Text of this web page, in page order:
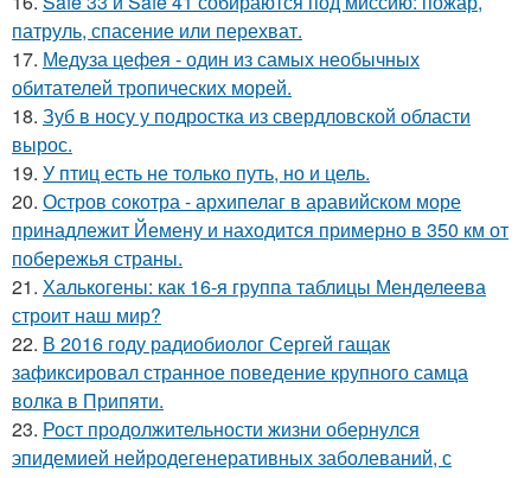
патруль, спасение или перехват.
17. Медуза цефея - один из самых необычных
обитателей тропических морей.
18. Зуб в носу у подростка из свердловской области
вырос.
19. У птиц есть не только путь, но и цель.
20. Остров сокотра - архипелаг в аравийском море
принадлежит Йемену и находится примерно в 350 км от
побережья страны.
21. Халькогены: как 16-я группа таблицы Менделеева
строит наш мир?
22. В 2016 году радиобиолог Сергей гащак
зафиксировал странное поведение крупного самца
волка в Припяти.
23. Рост продолжительности жизни обернулся
эпидемией нейродегенеративных заболеваний, с